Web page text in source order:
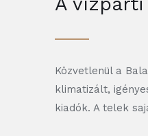
Közvetlenül a
klimatizált,
kiadók. A telek